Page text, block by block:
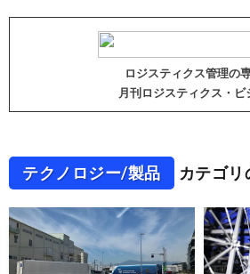
ロジスティクス管理の
月刊ロジスティクス・ビ
テクノロジー/製品 カテゴ